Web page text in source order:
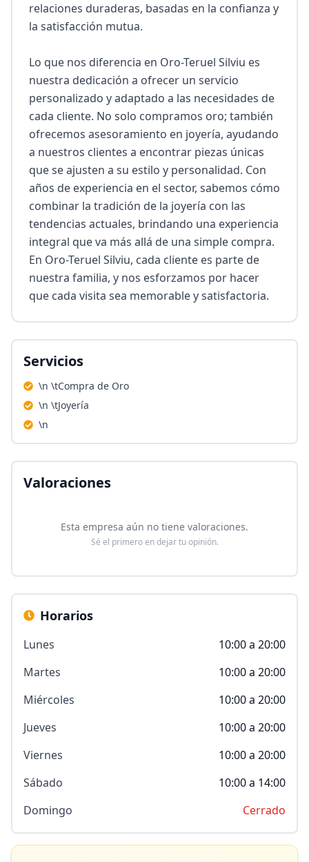
relaciones duraderas, basadas en la confianza y
la satisfacción mutua.
Lo que nos diferencia en Oro-Teruel Silviu es
nuestra dedicación a ofrecer un servicio
personalizado y adaptado a las necesidades de
cada cliente. No solo compramos oro; también
ofrecemos asesoramiento en joyería, ayudando
a nuestros clientes a encontrar piezas únicas
que se ajusten a su estilo y personalidad. Con
años de experiencia en el sector, sabemos cómo
combinar la tradición de la joyería con las
tendencias actuales, brindando una experiencia
integral que va más allá de una simple compra.
En Oro-Teruel Silviu, cada cliente es parte de
nuestra familia, y nos esforzamos por hacer
que cada visita sea memorable y satisfactoria.
Servicios
\n \tCompra de Oro
\n \tJoyería
\n
Valoraciones
Esta empresa aún no tiene valoraciones.
Sé el primero en dejar tu opinión.
Horarios
Lunes
10:00 a 20:00
Martes
10:00 a 20:00
Miércoles
10:00 a 20:00
Jueves
10:00 a 20:00
Viernes
10:00 a 20:00
Sábado
10:00 a 14:00
Domingo
Cerrado